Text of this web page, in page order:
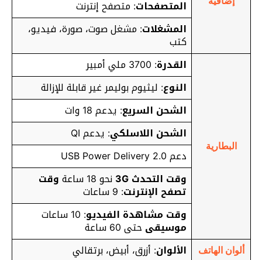
المتصفحات: متصفح إنترنت
المشغلات: مشغل صوت، صورة، فيديو،
كتب
البطارية
القدرة: 3700 ملي أمبير
النوع: ليثيوم بوليمر غير قابلة للإزالة
الشحن السريع: يدعم 18 وات
الشحن اللاسلكي: يدعم QI
دعم USB Power Delivery 2.0
وقت التحدث 3G
نحو 18 ساعة وقت
تصفح الإنترنت: 9 ساعات
وقت مشاهدة الفيديو: 10 ساعات
موسيقى حتى 60 ساعة
ألوان الهاتف الألوان: أزرق، أبيض، برتقالي